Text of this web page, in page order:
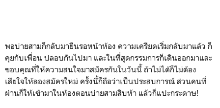
พอบ่ายสามก็กลับมายืนรอหน้าห้อง ความเครียดเริ่มกลับมาแล้ว ก็
คุยกับเพื่อน ปลอบกันไปมา และในที่สุดกรรมการก็เดินออกมาและ
ขอบคุณที่ให้ความสนใจมาสมัครกันในวันนี้ ถ้าไม่ได้ก็ไม่ต้อง
เสียใจให้ลองสมัครใหม่ ครั้งนี้ก็ถือว่าเป็นประสบการณ์ ส่วนคนที่
ผ่านก็ให้เข้ามาในห้องตอนบ่ายสามสิบห้า แล้วก็แปะกระดาษ!